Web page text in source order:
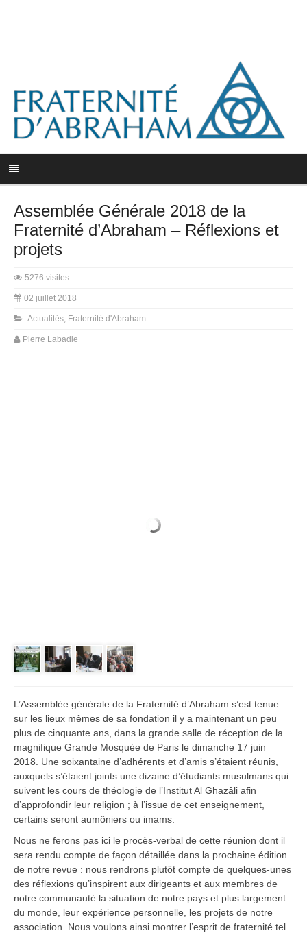
Assemblée Générale 2018 de la
Fraternité d’Abraham – Réflexions et
projets
5276 visites
02 juillet 2018
Actualités, Fraternité d'Abraham
Pierre Labadie
L’Assemblée générale de la Fraternité d’Abraham s’est tenue
sur les lieux mêmes de sa fondation il y a maintenant un peu
plus de cinquante ans, dans la grande salle de réception de la
magnifique Grande Mosquée de Paris le dimanche 17 juin
2018. Une soixantaine d’adhérents et d’amis s’étaient réunis,
auxquels s’étaient joints une dizaine d’étudiants musulmans qui
suivent les cours de théologie de l’Institut Al Ghazâli afin
d’approfondir leur religion ; à l’issue de cet enseignement,
certains seront aumôniers ou imams.
Nous ne ferons pas ici le procès-verbal de cette réunion dont il
sera rendu compte de façon détaillée dans la prochaine édition
de notre revue : nous rendrons plutôt compte de quelques-unes
des réflexions qu’inspirent aux dirigeants et aux membres de
notre communauté la situation de notre pays et plus largement
du monde, leur expérience personnelle, les projets de notre
association. Nous voulons ainsi montrer l’esprit de fraternité tel